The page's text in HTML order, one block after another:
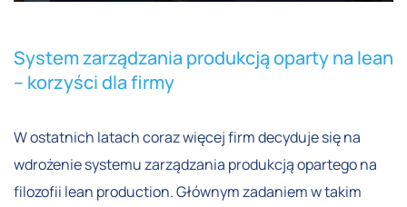
System zarządzania produkcją oparty na lean
– korzyści dla firmy
W ostatnich latach coraz więcej firm decyduje się na
wdrożenie systemu zarządzania produkcją opartego na
filozofii lean production. Głównym zadaniem w takim